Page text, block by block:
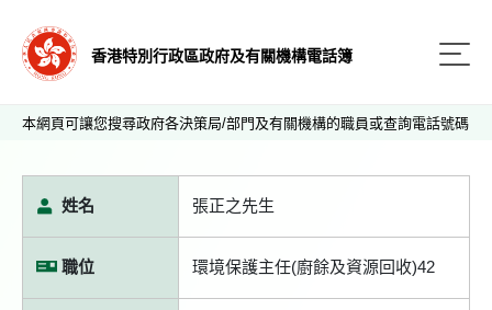
香港特別行政區政府及有關機構電話簿
本網頁可讓您搜尋政府各決策局/部門及有關機構的職員或查詢電話號碼
姓名 張正之先生
職位 環境保護主任(廚餘及資源回收)42